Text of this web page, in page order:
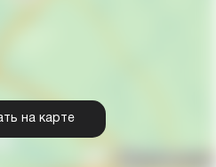
на карте